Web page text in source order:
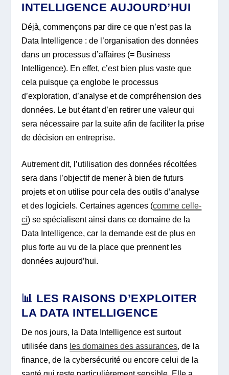
INTELLIGENCE AUJOURD’HUI
Déjà, commençons par dire ce que n’est pas la
Data Intelligence : de l’organisation des données
dans un processus d’affaires (= Business
Intelligence). En effet, c’est bien plus vaste que
cela puisque ça englobe le processus
d’exploration, d’analyse et de compréhension des
données. Le but étant d’en retirer une valeur qui
sera nécessaire par la suite afin de faciliter la prise
de décision en entreprise.
Autrement dit, l’utilisation des données récoltées
sera dans l’objectif de mener à bien de futurs
projets et on utilise pour cela des outils d’analyse
et des logiciels. Certaines agences (comme celle-
ci) se spécialisent ainsi dans ce domaine de la
Data Intelligence, car la demande est de plus en
plus forte au vu de la place que prennent les
données aujourd’hui.
📊 LES RAISONS D’EXPLOITER
LA DATA INTELLIGENCE
De nos jours, la Data Intelligence est surtout
utilisée dans les domaines des assurances, de la
finance, de la cybersécurité ou encore celui de la